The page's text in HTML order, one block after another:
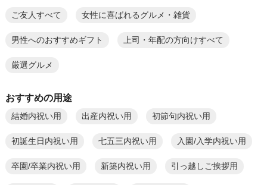
ご友人すべて 女性に喜ばれるグルメ・雑貨
男性へのおすすめギフト 上司・年配の方向けすべて
厳選グルメ
おすすめの用途
結婚内祝い用 出産内祝い用 初節句内祝い用
初誕生日内祝い用 七五三内祝い用 入園/入学内祝い用
卒園/卒業内祝い用 新築内祝い用 引っ越しご挨拶用